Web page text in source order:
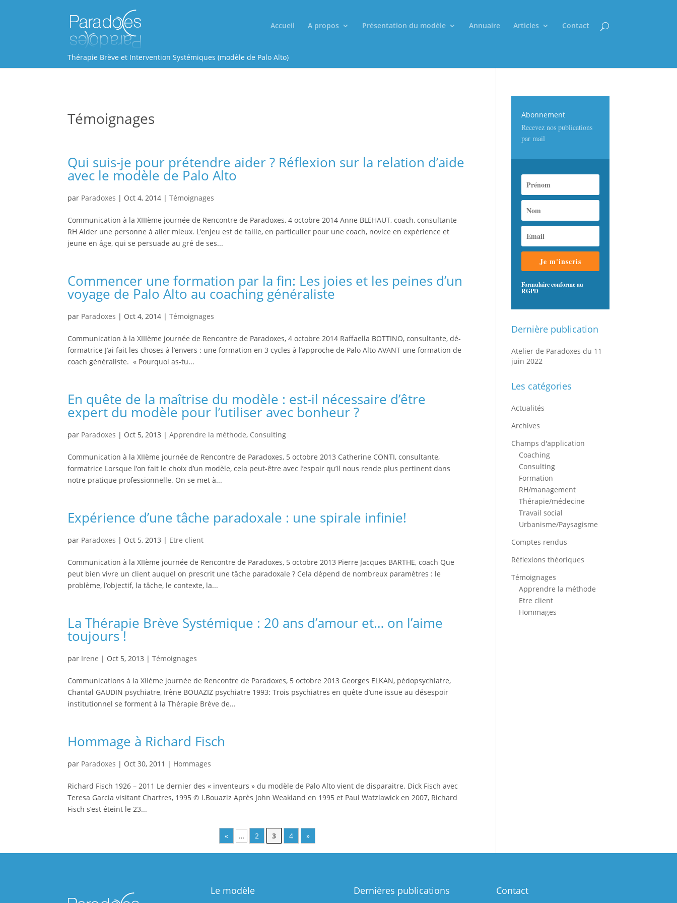
Accueil A propos Présentation du modèle Annuaire Articles Contact
Thérapie Brève et Intervention Systémiques (modèle de Palo Alto)
Témoignages
Qui suis-je pour prétendre aider ? Réflexion sur la relation d’aide
avec le modèle de Palo Alto
par Paradoxes | Oct 4, 2014 |Témoignages
Communication à la XIIIème journée de Rencontre de Paradoxes, 4 octobre 2014 Anne BLEHAUT, coach, consultante
RH Aider une personne à aller mieux. L’enjeu est de taille, en particulier pour une coach, novice en expérience et
jeune en âge, qui se persuade au gré de ses...
Commencer une formation par la fin: Les joies et les peines d’un
voyage de Palo Alto au coaching généraliste
par Paradoxes | Oct 4, 2014 |Témoignages
Communication à la XIIIème journée de Rencontre de Paradoxes, 4 octobre 2014 Raffaella BOTTINO, consultante, dé-
formatrice J’ai fait les choses à l’envers : une formation en 3 cycles à l’approche de Palo Alto AVANT une formation de
coach généraliste. « Pourquoi as-tu...
En quête de la maîtrise du modèle : est-il nécessaire d’être
expert du modèle pour l’utiliser avec bonheur ?
par Paradoxes | Oct 5, 2013 |Apprendre la méthode, Consulting
Communication à la XIIème journée de Rencontre de Paradoxes, 5 octobre 2013 Catherine CONTI, consultante,
formatrice Lorsque l’on fait le choix d’un modèle, cela peut-être avec l’espoir qu’il nous rende plus pertinent dans
notre pratique professionnelle. On se met à...
Expérience d’une tâche paradoxale : une spirale infinie!
par Paradoxes | Oct 5, 2013 | Etre client
Communication à la XIIème journée de Rencontre de Paradoxes, 5 octobre 2013 Pierre Jacques BARTHE, coach Que
peut bien vivre un client auquel on prescrit une tâche paradoxale ? Cela dépend de nombreux paramètres : le
problème, l’objectif, la tâche, le contexte, la...
La Thérapie Brève Systémique : 20 ans d’amour et… on l’aime
toujours !
par Irene | Oct 5, 2013 |Témoignages
Communications à la XIIème journée de Rencontre de Paradoxes, 5 octobre 2013 Georges ELKAN, pédopsychiatre,
Chantal GAUDIN psychiatre, Irène BOUAZIZ psychiatre 1993: Trois psychiatres en quête d’une issue au désespoir
institutionnel se forment à la Thérapie Brève de...
Hommage à Richard Fisch
par Paradoxes | Oct 30, 2011 | Hommages
Richard Fisch 1926 – 2011 Le dernier des « inventeurs » du modèle de Palo Alto vient de disparaitre. Dick Fisch avec
Teresa Garcia visitant Chartres, 1995 © I.Bouaziz Après John Weakland en 1995 et Paul Watzlawick en 2007, Richard
Fisch s’est éteint le 23...
« … 2 3 4 »
Abonnement
Recevez nos publications
par mail
Je m'inscris
Formulaire conforme au
RGPD
Dernière publication
Atelier de Paradoxes du 11
juin 2022
Les catégories
Actualités
Archives
Champs d'application
Coaching
Consulting
Formation
RH/management
Thérapie/médecine
Travail social
Urbanisme/Paysagisme
Comptes rendus
Réflexions théoriques
Témoignages
Apprendre la méthode
Etre client
Hommages
Le modèle Dernières publications Contact